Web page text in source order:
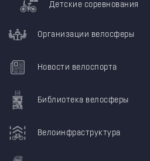
Детские соревнования
Организации велосферы
Новости велоспорта
Библиотека велосферы
Велоинфраструктура